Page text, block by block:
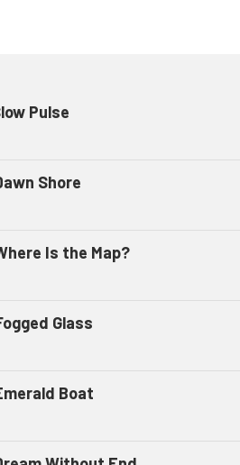
Pulse
Shore
Is the Map?
Glass
Boat